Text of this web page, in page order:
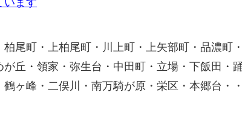
います
尾町・上柏尾町・川上町・上矢部町・品濃町
丘・領家・弥生台・中田町・立場・下飯田・
ヶ峰・二俣川・南万騎が原・栄区・本郷台・